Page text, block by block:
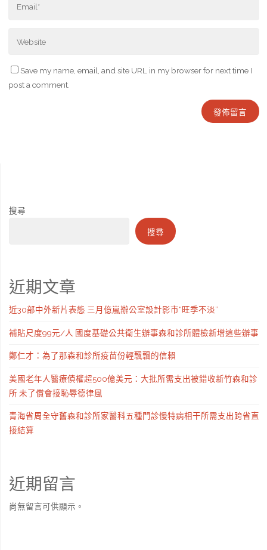
Save my name, email, and site URL in my browser for next time I
post a comment.
搜尋
搜尋
近期文章
近30部中外新片表態 三月億嵐辦公室設計影市“旺季不淡”
補貼尺度99元/人 國度基礎公共衛生辦事森和診所體檢新增這些辦事
鄭仁才：為了那森和診所疫苗份輕飄飄的信賴
美國老年人醫療債權超500億美元：大批所需支出被錯收新竹森和診
所 未了償會接恥辱德律風
青海省周全守舊森和診所家醫科五種門診慢特病相干所需支出跨省直
接結算
近期留言
尚無留言可供顯示。